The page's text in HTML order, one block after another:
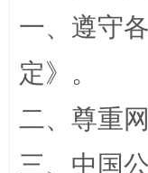
全民健身五年
一、遵守
定》。
二、尊重
三、中国